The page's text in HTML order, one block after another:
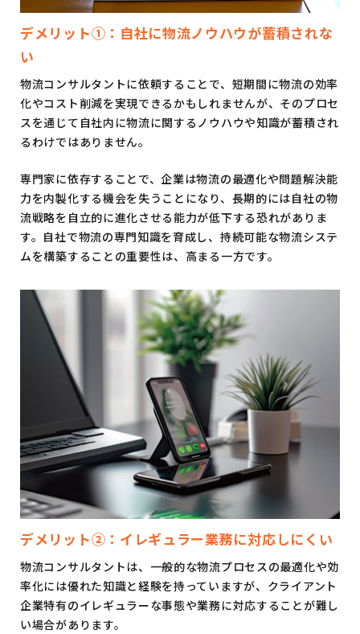
デメリット①：自社に物流ノウハウが蓄積されな
い
物流コンサルタントに依頼することで、短期間に物流の効率
化やコスト削減を実現できるかもしれませんが、そのプロセ
スを通じて自社内に物流に関するノウハウや知識が蓄積され
るわけではありません。
専門家に依存することで、企業は物流の最適化や問題解決能
力を内製化する機会を失うことになり、長期的には自社の物
流戦略を自立的に進化させる能力が低下する恐れがありま
す。自社で物流の専門知識を育成し、持続可能な物流システ
ムを構築することの重要性は、高まる一方です。
デメリット②：イレギュラー業務に対応しにくい
物流コンサルタントは、一般的な物流プロセスの最適化や効
率化には優れた知識と経験を持っていますが、クライアント
企業特有のイレギュラーな事態や業務に対応することが難し
い場合があります。